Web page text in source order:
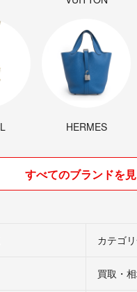
HERMES
すべてのブランドを
カテゴ
買取・